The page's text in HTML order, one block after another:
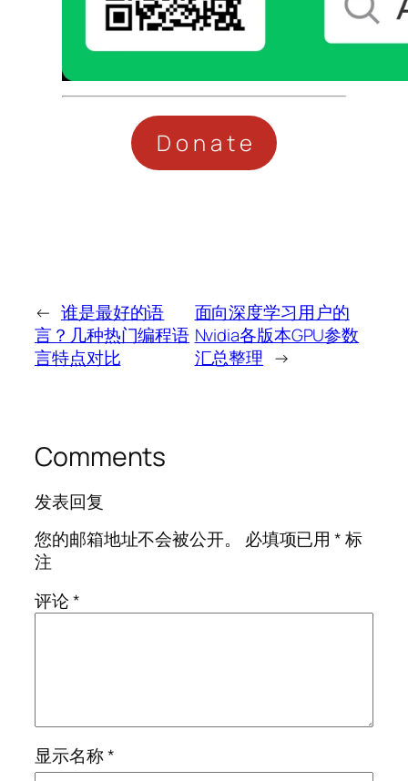
Donate
← 谁是最好的语
言？几种热门编程语
言特点对比
面向深度学习用户的
Nvidia各版本GPU参数
汇总整理 →
Comments
发表回复
您的邮箱地址不会被公开。
必填项已用*标
注
评论*
显示名称*